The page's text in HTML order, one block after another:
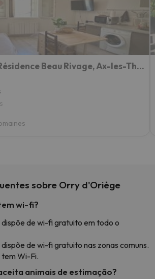
Appartement Résidence Beau Rivage, Ax-les-Thermes
sobre Orry d'Oriège
wi-fi?
de wi-fi gratuito em todo o
de wi-fi gratuito nas zonas comuns.
Wi-Fi.
animais de estimação?